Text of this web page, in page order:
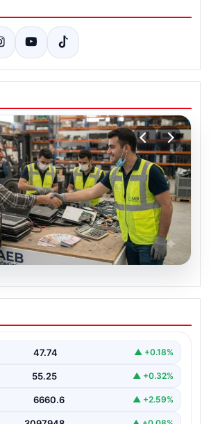
Atık Dönüşümü ve Geri
periyotlarla güncellemektedir.
süreçlerinde boşta…
47.74 ▲ +0.18%
55.25 ▲ +0.32%
6660.6 ▲ +2.59%